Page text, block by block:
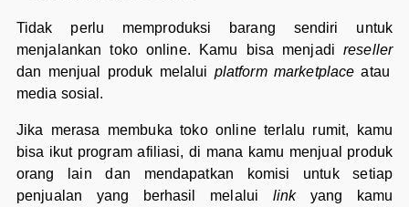
Tidak perlu memproduksi barang sendiri untuk
menjalankan toko online. Kamu bisa menjadireseller
dan menjual produk melalui platform marketplace atau
media sosial.
Jika merasa membuka toko online terlalu rumit, kamu
bisa ikut program afiliasi, di mana kamu menjual produk
orang lain dan mendapatkan komisi untuk setiap
penjualan yang berhasil melalui linkyang kamu